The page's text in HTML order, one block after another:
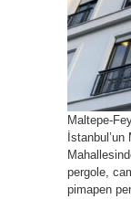
Maltepe-
pergole,
pimapen